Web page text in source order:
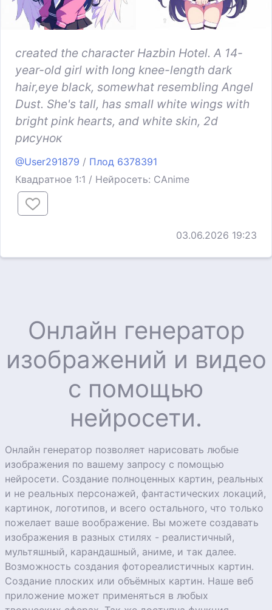
created the character Hazbin Hotel. A 14-
year-old girl with long knee-length dark
hair,eye black, somewhat resembling Angel
Dust. She's tall, has small white wings with
bright pink hearts, and white skin, 2d
рисунок
@User291879 / Плод 6378391
Квадратное 1:1 / Нейросеть: CAnime
03.06.2026 19:23
Онлайн генератор
изображений и видео
с помощью
нейросети.
Онлайн генератор позволяет нарисовать любые
изображения по вашему запросу с помощью
нейросети. Создание полноценных картин, реальных
и не реальных персонажей, фантастических локаций,
картинок, логотипов, и всего остального, что только
пожелает ваше воображение. Вы можете создавать
изображения в разных стилях - реалистичный,
мультяшный, карандашный, аниме, и так далее.
Возможность создания фотореалистичных картин.
Создание плоских или объёмных картин. Наше веб
приложение может применяться в любых